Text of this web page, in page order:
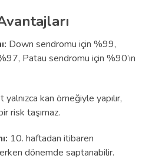
Down sendromu için %99,
Patau sendromu için %90’ın
yalnızca kan örneğiyle yapılır,
risk taşımaz.
10. haftadan itibaren
dönemde saptanabilir.